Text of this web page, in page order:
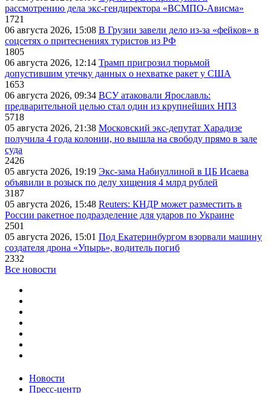
рассмотрению дела экс-гендиректора «ВСМПО-Ависма»
1721
06 августа 2026, 15:08 В Грузии завели дело из-за «фейков» в
соцсетях о притеснениях туристов из РФ
1805
06 августа 2026, 12:14 Трамп пригрозил тюрьмой
допустившим утечку данных о нехватке ракет у США
1653
06 августа 2026, 09:34 ВСУ атаковали Ярославль:
предварительной целью стал один из крупнейших НПЗ
5718
05 августа 2026, 21:38 Московский экс-депутат Харадизе
получила 4 года колонии, но вышла на свободу прямо в зале
суда
2426
05 августа 2026, 19:19 Экс-зама Набиуллиной в ЦБ Исаева
объявили в розыск по делу хищения 4 млрд рублей
3187
05 августа 2026, 15:48 Reuters: КНДР может разместить в
России ракетное подразделение для ударов по Украине
2501
05 августа 2026, 15:01 Под Екатеринбургом взорвали машину
создателя дрона «Упырь», водитель погиб
2332
Все новости
Новости
Пресс-центр